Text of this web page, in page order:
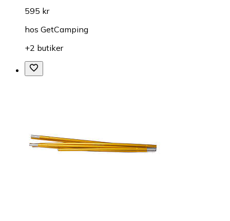
595 kr
hos GetCamping
+2 butiker